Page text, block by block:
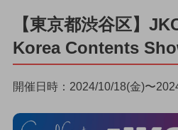
【東京都渋谷区】
Korea Contents
開催日時：2024/10/18(金)〜